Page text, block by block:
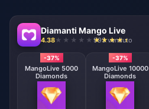
Diamanti Mango Live
4.38 993 venduto
-37%
MangoLive 5000
Diamonds
-37%
MangoLive 10000
Diamonds